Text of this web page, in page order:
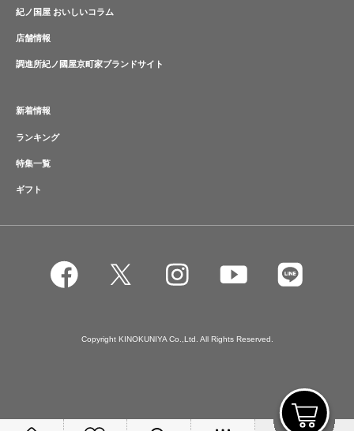
紀ノ国屋 おいしいコラム
店舗情報
調進所紀ノ國屋京町家ブランドサイト
新着情報
ランキング
特集一覧
ギフト
Copyright KINOKUNIYA Co.,Ltd. All Rights Reserved.